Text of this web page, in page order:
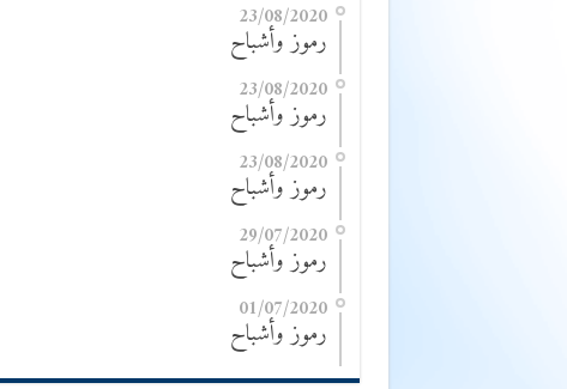
23/08/2020
رموز وأشباح
23/08/2020
رموز وأشباح
23/08/2020
رموز وأشباح
29/07/2020
رموز وأشباح
01/07/2020
رموز وأشباح